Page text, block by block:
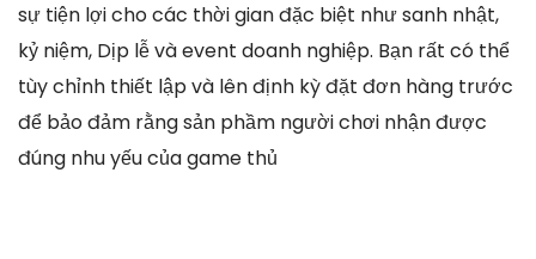
sự tiện lợi cho các thời gian đặc biệt như sanh nhật,
kỷ niệm, Dịp lễ và event doanh nghiệp. Bạn rất có thể
tùy chỉnh thiết lập và lên định kỳ đặt đơn hàng trước
để bảo đảm rằng sản phầm người chơi nhận được
đúng nhu yếu của game thủ